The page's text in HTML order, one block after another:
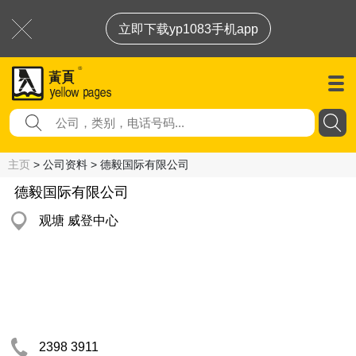
立即下载yp1083手机app
主页 > 公司资料 > 德毅国际有限公司
德毅国际有限公司
观塘 威登中心
2398 3911